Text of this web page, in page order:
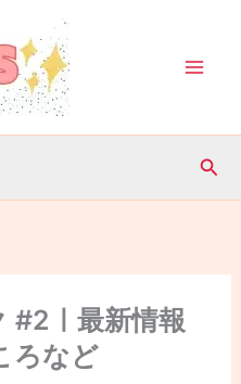
検
#2ㅣ最新情報
ろなど